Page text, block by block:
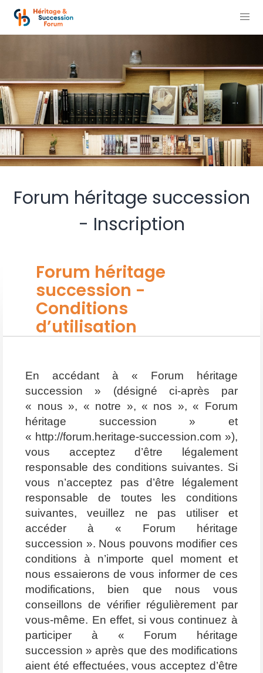
Forum héritage succession
- Inscription
Forum héritage
succession -
Conditions
d’utilisation
En accédant à « Forum héritage
succession » (désigné ci-après par
« nous », « notre », « nos », « Forum
héritage succession » et
« http://forum.heritage-succession.com »),
vous acceptez d’être légalement
responsable des conditions suivantes. Si
vous n’acceptez pas d’être légalement
responsable de toutes les conditions
suivantes, veuillez ne pas utiliser et
accéder à « Forum héritage
succession ». Nous pouvons modifier ces
conditions à n’importe quel moment et
nous essaierons de vous informer de ces
modifications, bien que nous vous
conseillons de vérifier régulièrement par
vous-même. En effet, si vous continuez à
participer à « Forum héritage
succession » après que des modifications
aient été effectuées, vous acceptez d’être